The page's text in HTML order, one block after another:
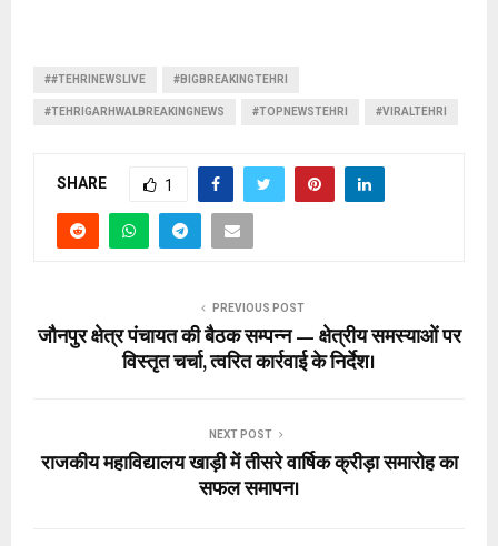
##TEHRINEWSLIVE #BIGBREAKINGTEHRI
#TEHRIGARHWALBREAKINGNEWS #TOPNEWSTEHRI #VIRALTEHRI
SHARE 1
PREVIOUS POST
जौनपुर क्षेत्र पंचायत की बैठक सम्पन्न — क्षेत्रीय समस्याओं पर
विस्तृत चर्चा, त्वरित कार्रवाई के निर्देश।
NEXT POST
राजकीय महाविद्यालय खाड़ी में तीसरे वार्षिक क्रीड़ा समारोह का
सफल समापन।